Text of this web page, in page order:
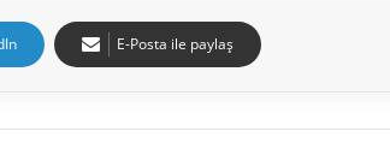
E-Posta ile paylaş